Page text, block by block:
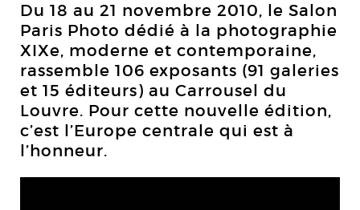
Du 18 au 21 novembre 2010, le Salon
Paris Photo dédié à la photographie
XIXe, moderne et contemporaine,
rassemble 106 exposants (91 galeries
et 15 éditeurs) au Carrousel du
Louvre. Pour cette nouvelle édition,
c’est l’Europe centrale qui est à
l’honneur.